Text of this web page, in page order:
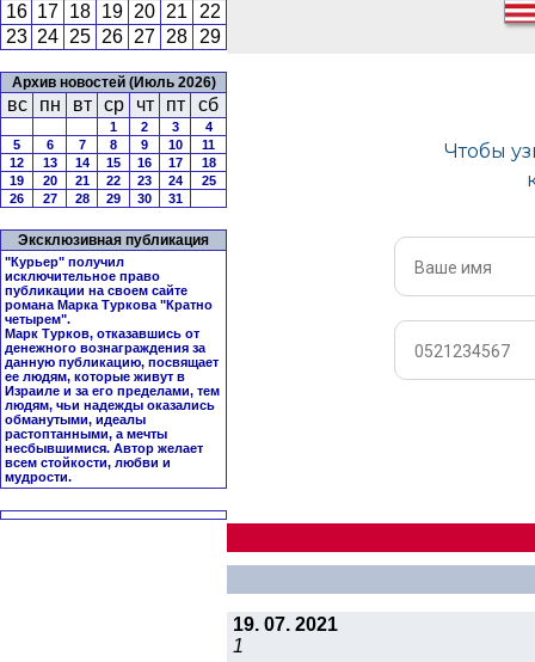
16 17 18 19 20 21
22
23 24 25 26 27 28 29
Архив новостей (Июль 2026)
вс пн вт ср чт пт сб
1 2 3
4
5
6 7 8 9 10
11
12
13 14 15 16 17
18
19
20 21 22 23 24
25
26
27 28 29 30 31
Эксклюзивная публикация
"Курьер" получил
исключительное право
публикации на своем сайте
романа Марка Туркова "Кратно
четырем".
Марк Турков, отказавшись от
денежного вознаграждения за
данную публикацию, посвящает
ее людям, которые живут в
Израиле и за его пределами, тем
людям, чьи надежды оказались
обманутыми, идеалы
растоптанными, а мечты
несбывшимися. Автор желает
всем стойкости, любви и
мудрости.
19. 07. 2021
1